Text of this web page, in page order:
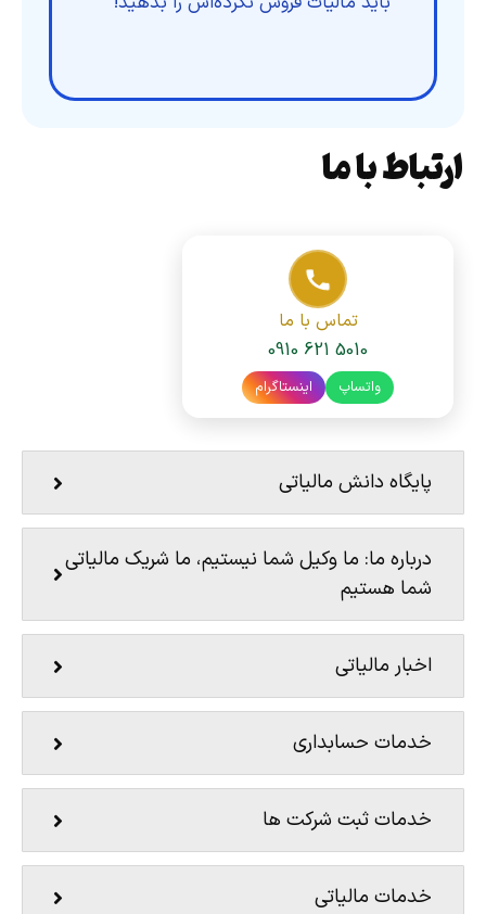
ارتباط با ما
تماس با ما
0910 621 5010
واتساپ اینستاگرام
پایگاه دانش مالیاتی
درباره ما: ما وکیل شما نیستیم، ما شریک مالیاتی
شما هستیم
اخبار مالیاتی
خدمات حسابداری
خدمات ثبت شرکت ها
خدمات مالیاتی